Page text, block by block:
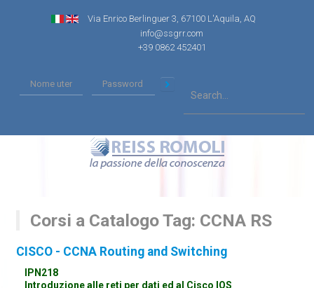
Via Enrico Berlinguer 3, 67100 L'Aquila, AQ
info@ssgrr.com
+39 0862 452401
Corsi a Catalogo Tag: CCNA RS
CISCO - CCNA Routing and Switching
IPN218
Introduzione alle reti per dati ed al Cisco IOS